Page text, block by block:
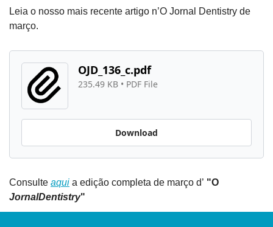
Leia o nosso mais recente artigo n’O Jornal Dentistry de
março.
OJD_136_c.pdf
235.49 KB • PDF File
Download
Consulte aqui a edição completa de março d’
JornalDentistry"